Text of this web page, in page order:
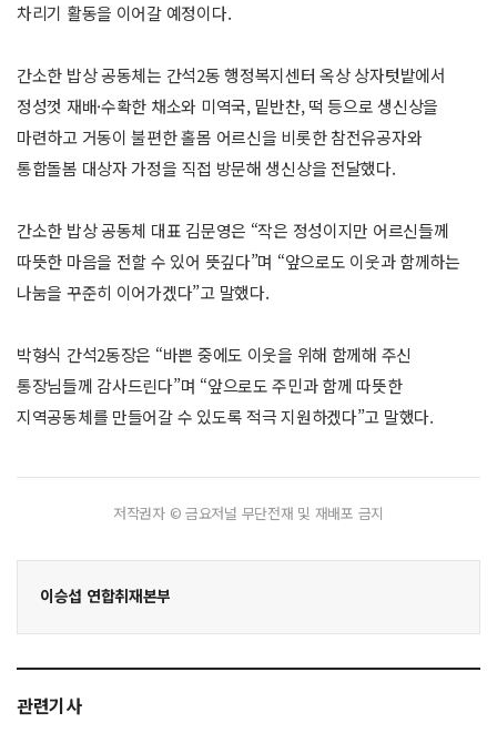
차리기 활동을 이어갈 예정이다.
간소한 밥상 공동체는 간석2동 행정복지센터 옥상 상자텃밭에서
정성껏 재배·수확한 채소와 미역국, 밑반찬, 떡 등으로 생신상을
마련하고 거동이 불편한 홀몸 어르신을 비롯한 참전유공자와
통합돌봄 대상자 가정을 직접 방문해 생신상을 전달했다.
간소한 밥상 공동체 대표 김문영은 “작은 정성이지만 어르신들께
따뜻한 마음을 전할 수 있어 뜻깊다”며 “앞으로도 이웃과 함께하는
나눔을 꾸준히 이어가겠다”고 말했다.
박형식 간석2동장은 “바쁜 중에도 이웃을 위해 함께해 주신
통장님들께 감사드린다”며 “앞으로도 주민과 함께 따뜻한
지역공동체를 만들어갈 수 있도록 적극 지원하겠다”고 말했다.
저작권자 © 금요저널 무단전재 및 재배포 금지
이승섭 연합취재본부
관련기사